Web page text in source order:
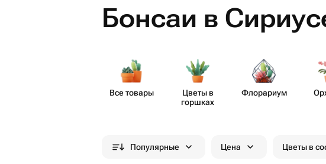
Бонсаи в
Все товары
Цветы в
горшках
Флорариум
Популярные Цена Цветы в